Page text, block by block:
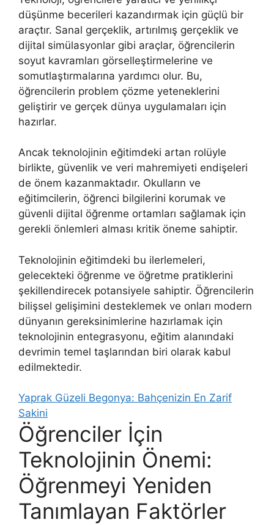
düşünme becerileri kazandırmak için güçlü bir
araçtır. Sanal gerçeklik, artırılmış gerçeklik ve
dijital simülasyonlar gibi araçlar, öğrencilerin
soyut kavramları görselleştirmelerine ve
somutlaştırmalarına yardımcı olur. Bu,
öğrencilerin problem çözme yeteneklerini
geliştirir ve gerçek dünya uygulamaları için
hazırlar.
Ancak teknolojinin eğitimdeki artan rolüyle
birlikte, güvenlik ve veri mahremiyeti endişeleri
de önem kazanmaktadır. Okulların ve
eğitimcilerin, öğrenci bilgilerini korumak ve
güvenli dijital öğrenme ortamları sağlamak için
gerekli önlemleri alması kritik öneme sahiptir.
Teknolojinin eğitimdeki bu ilerlemeleri,
gelecekteki öğrenme ve öğretme pratiklerini
şekillendirecek potansiyele sahiptir. Öğrencilerin
bilişsel gelişimini desteklemek ve onları modern
dünyanın gereksinimlerine hazırlamak için
teknolojinin entegrasyonu, eğitim alanındaki
devrimin temel taşlarından biri olarak kabul
edilmektedir.
Yaprak Güzeli Begonya: Bahçenizin En Zarif
Sakini
Öğrenciler İçin
Teknolojinin Önemi:
Öğrenmeyi Yeniden
Tanımlayan Faktörler